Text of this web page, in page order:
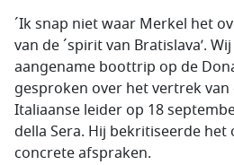
´Ik snap niet waar Merkel het
van de ´spirit van Bratislava’.
aangename boottrip op de
gesproken over het vertrek van
Italiaanse leider op 18
della Sera. Hij bekritiseerde
concrete afspraken.